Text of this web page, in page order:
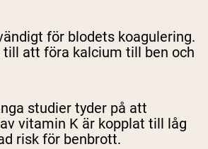
för blodets koagulering.
till att föra kalcium till ben och
studier tyder på att
vitamin K är kopplat till låg
risk för benbrott.